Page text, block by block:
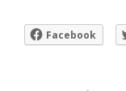
Facebook